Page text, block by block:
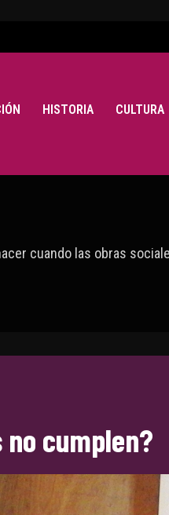
HISTORIA CULTURA
cuando las obras
cumplen?